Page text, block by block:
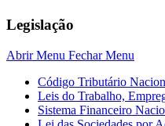
Legislação
Abrir Menu Fechar Menu
Código Tributário
Leis do Trabalho,
Sistema Financeiro